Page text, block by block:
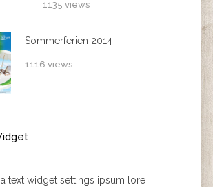
1135 views
Sommerferien 2014
1116 views
a text widget settings ipsum lore